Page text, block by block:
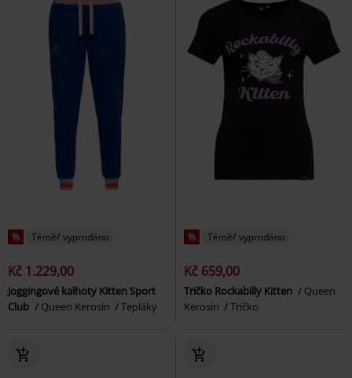
% Téměř vyprodáno
Kč 1.229,00
Joggingové kalhoty Kitten Sport
Club
Queen Kerosin Tepláky
% Téměř vyprodáno
Kč 659,00
Tričko Rockabilly Kitten
Queen
Kerosin
Tričko